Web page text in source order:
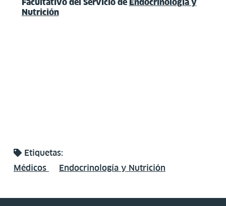
Facultativo del Servicio de Endocrinología y
Nutrición
Etiquetas:
Médicos
Endocrinología y Nutrición